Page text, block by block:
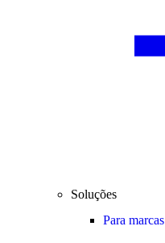
Soluções
Para marcas